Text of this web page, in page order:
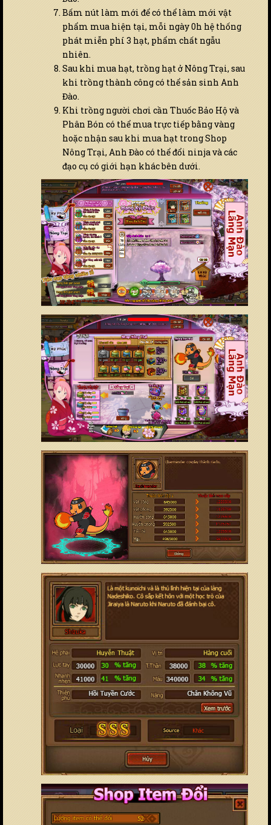
Bấm nút làm mới để có thể làm mới vật
phẩm mua hiện tại, mỗi ngày 0h hệ thống
phát miễn phí 3 hạt, phẩm chất ngẫu
nhiên.
Sau khi mua hạt, trồng hạt ở Nông Trại, sau
khi trồng thành công có thể sản sinh Anh
Đào.
Khi trồng người chơi cần Thuốc Bảo Hộ và
Phân Bón có thể mua trực tiếp bằng vàng
hoặc nhận sau khi mua hạt trong Shop
Nông Trại, Anh Đào có thể đổi ninja và các
đạo cụ có giới hạn khác bên dưới.